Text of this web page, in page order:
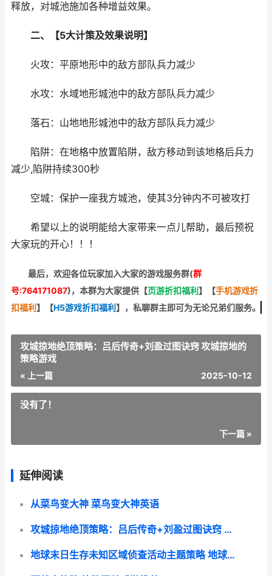
释放，对城池施加各种增益效果。
二、【5大计策及效果说明】
火攻：平原地形中的敌方部队兵力减少
水攻：水域地形城池中的敌方部队兵力减少
落石：山地地形城池中的敌方部队兵力减少
陷阱：在地格中放置陷阱，敌方移动到该地格后兵力
减少,陷阱持续300秒
空城：保护一座我方城池，使其3分钟内不可被攻打
希望以上的说明能给大家带来一点儿帮助，最后预祝
大家玩的开心！！！
最后，欢迎各位玩家加入大家的游戏服务群(群
号:764171087)，本群为大家提供【页游折扣福利 】 【手机游戏折
扣福利 】 【H5游戏折扣福利 】 ，私聊群主即可为无论兄弟们服务。
攻城掠地绝顶策略：吕后传奇+刘盈过图诀窍 攻城掠地的
策略游戏
« 上一篇 2025-10-12
没有了！
下一篇 »
延伸阅读
从菜鸟变大神 菜鸟变大神英语
攻城掠地绝顶策略：吕后传奇+刘盈过图诀窍 攻城掠地的策略游戏
地球末日生存未知区域侦查活动主题策略 地球末日生存最新bug